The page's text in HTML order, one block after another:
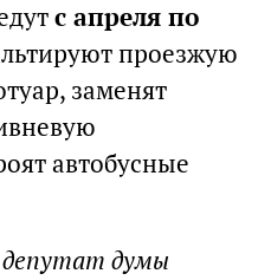
с апреля по
проезжую
заменят
автобусные
депутат думы